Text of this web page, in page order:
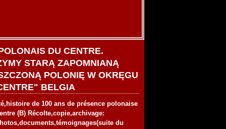
DU CENTRE.
STARĄ ZAPOMNIANĄ
POLONIĘ W OKRĘGU
BELGIA
de 100 ans de présence polonaise
(B) Récolte,copie,archivage:
du